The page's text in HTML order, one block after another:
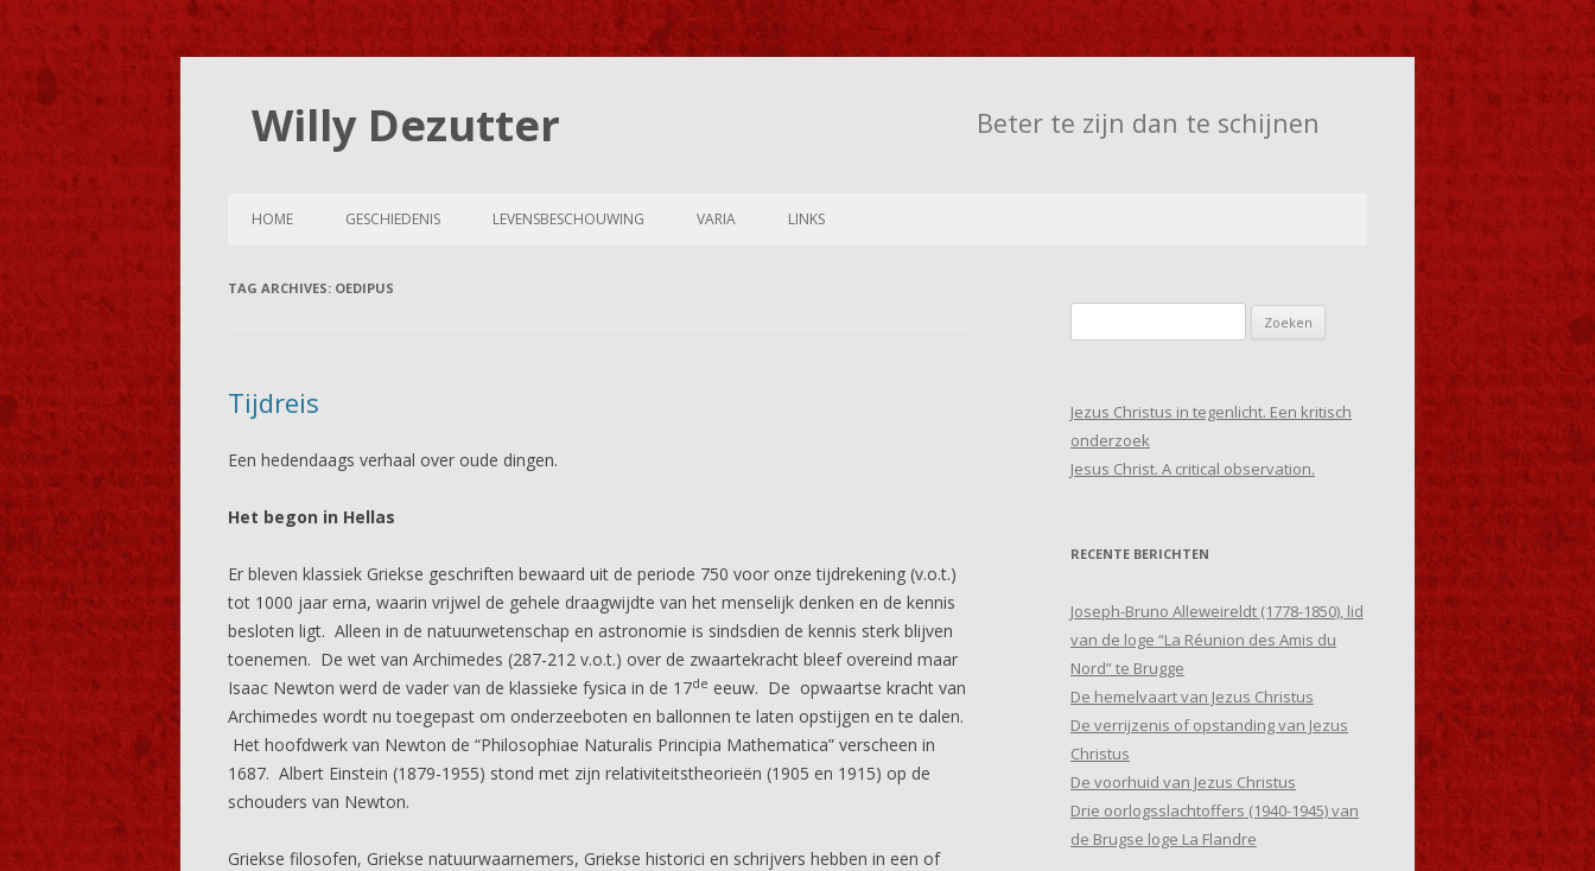
Willy Dezutter Beter te zijn dan te schijnen
HOME GESCHIEDENIS LEVENSBESCHOUWING VARIA LINKS
TAG ARCHIVES: OEDIPUS
Tijdreis
Een hedendaags verhaal over oude dingen.
Het begon in Hellas
Er bleven klassiek Griekse geschriften bewaard uit de periode 750 voor onze tijdrekening (v.o.t.)
tot 1000 jaar erna, waarin vrijwel de gehele draagwijdte van het menselijk denken en de kennis
besloten ligt. Alleen in de natuurwetenschap en astronomie is sindsdien de kennis sterk blijven
toenemen. De wet van Archimedes (287-212 v.o.t.) over de zwaartekracht bleef overeind maar
Isaac Newton werd de vader van de klassieke fysica in de 17de eeuw. De opwaartse kracht van
Archimedes wordt nu toegepast om onderzeeboten en ballonnen te laten opstijgen en te dalen.
Het hoofdwerk van Newton de “Philosophiae Naturalis Principia Mathematica” verscheen in
1687. Albert Einstein (1879-1955) stond met zijn relativiteitstheorieën (1905 en 1915) op de
schouders van Newton.
Griekse filosofen, Griekse natuurwaarnemers, Griekse historici en schrijvers hebben in een of
naar:
Jezus Christus in tegenlicht. Een kritisch
onderzoek
Jesus Christ. A critical observation.
RECENTE BERICHTEN
Joseph-Bruno Alleweireldt (1778-1850), lid
van de loge “La Réunion des Amis du
Nord” te Brugge
De hemelvaart van Jezus Christus
De verrijzenis of opstanding van Jezus
Christus
De voorhuid van Jezus Christus
Drie oorlogsslachtoffers (1940-1945) van
de Brugse loge La Flandre